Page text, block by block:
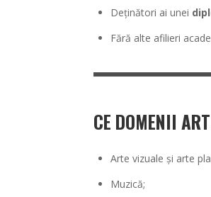
Deținători ai unei
Fără alte afilieri
CE DOMENII
Arte vizuale și arte
Muzică;